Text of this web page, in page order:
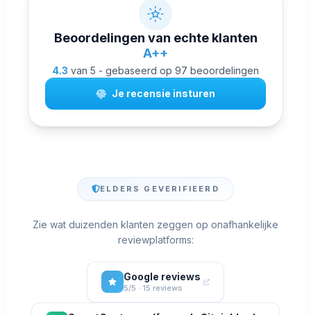
Beoordelingen van echte klanten
A++
4.3 van 5 - gebaseerd op 97 beoordelingen
Je recensie insturen
ELDERS GEVERIFIEERD
Zie wat duizenden klanten zeggen op onafhankelijke
reviewplatforms:
Google reviews
5/5 · 15 reviews